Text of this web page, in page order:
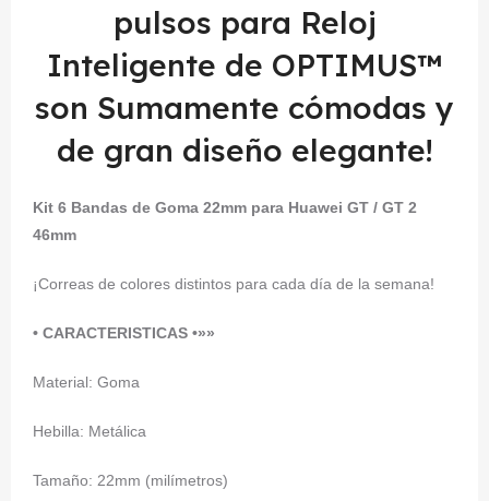
pulsos para Reloj
Inteligente de OPTIMUS™
son Sumamente cómodas y
de gran diseño elegante!
Kit 6 Bandas de Goma 22mm para Huawei GT / GT 2
46mm
¡Correas de colores distintos para cada día de la semana!
• CARACTERISTICAS •»»
Material: Goma
Hebilla: Metálica
Tamaño: 22mm (milímetros)